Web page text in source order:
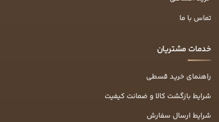
تماس با ما
خدمات مشتریان
راهنمای خرید قسطی
شرایط بازگشت کالا و ضمانت کیفیت
شرایط ارسال سفارش